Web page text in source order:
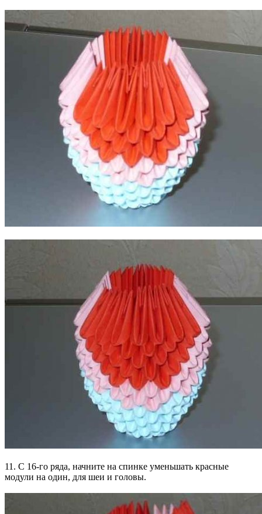
11. С 16-го ряда, начните на спинке уменьшать красные
модули на один, для шеи и головы.